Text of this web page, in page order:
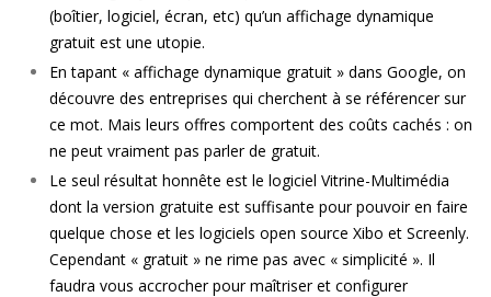
(boîtier, logiciel, écran, etc) qu’un affichage dynamique
gratuit est une utopie.
En tapant « affichage dynamique gratuit » dans Google, on
découvre des entreprises qui cherchent à se référencer sur
ce mot. Mais leurs offres comportent des coûts cachés : on
ne peut vraiment pas parler de gratuit.
Le seul résultat honnête est le logiciel Vitrine-Multimédia
dont la version gratuite est suffisante pour pouvoir en faire
quelque chose et les logiciels open source Xibo et Screenly.
Cependant « gratuit » ne rime pas avec « simplicité ». Il
faudra vous accrocher pour maîtriser et configurer